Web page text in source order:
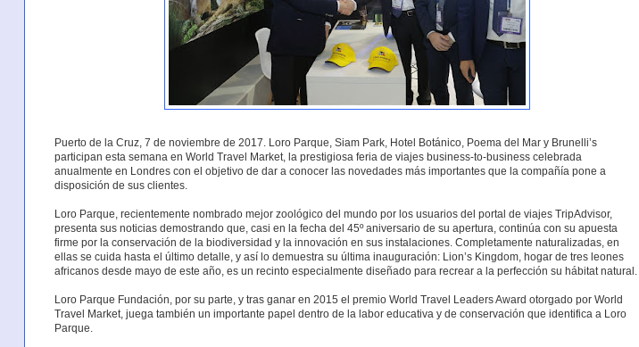
Puerto de la Cruz, 7 de noviembre de 2017. Loro Parque, Siam Park, Hotel Botánico, Poema del Mar y Brunelli’s
participan esta semana en World Travel Market, la prestigiosa feria de viajes business-to-business celebrada
anualmente en Londres con el objetivo de dar a conocer las novedades más importantes que la compañía pone a
disposición de sus clientes.
Loro Parque, recientemente nombrado mejor zoológico del mundo por los usuarios del portal de viajes TripAdvisor,
presenta sus noticias demostrando que, casi en la fecha del 45º aniversario de su apertura, continúa con su apuesta
firme por la conservación de la biodiversidad y la innovación en sus instalaciones. Completamente naturalizadas, en
ellas se cuida hasta el último detalle, y así lo demuestra su última inauguración: Lion’s Kingdom, hogar de tres leones
africanos desde mayo de este año, es un recinto especialmente diseñado para recrear a la perfección su hábitat natural.
Loro Parque Fundación, por su parte, y tras ganar en 2015 el premio World Travel Leaders Award otorgado por World
Travel Market, juega también un importante papel dentro de la labor educativa y de conservación que identifica a Loro
Parque.